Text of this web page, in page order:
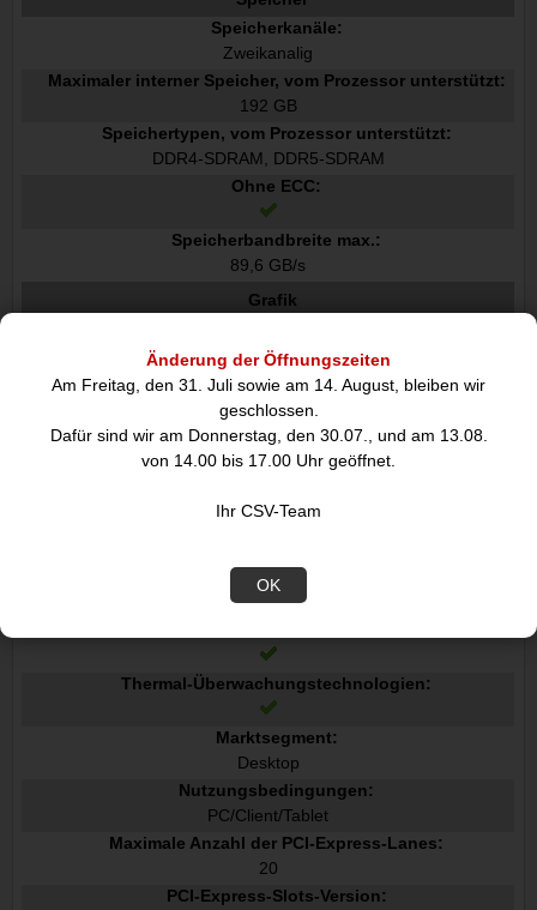
Änderung der Öffnungszeiten
Am Freitag, den 31. Juli sowie am 14. August, bleiben wir
geschlossen.
Dafür sind wir am Donnerstag, den 30.07., und am 13.08.
von 14.00 bis 17.00 Uhr geöffnet.
Ihr CSV-Team
OK
Speicherkanäle:
Zweikanalig
Maximaler interner Speicher, vom Prozessor unterstützt:
192 GB
Speichertypen, vom Prozessor unterstützt:
DDR4-SDRAM, DDR5-SDRAM
Ohne ECC:
Speicherbandbreite max.:
89,6 GB/s
Grafik
Nein
Separater Grafikadapter:
Nein
Eingebautes Grafikkartenmodell:
Nicht verfügbar
Nicht verfügbar
Execute Disable Bit:
Thermal-Überwachungstechnologien:
Marktsegment:
Desktop
Nutzungsbedingungen:
PC/Client/Tablet
Maximale Anzahl der PCI-Express-Lanes:
20
PCI-Express-Slots-Version: